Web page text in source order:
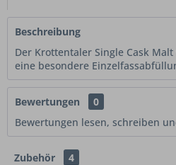
Beschreibung
Der Krottentaler Single Cask
eine besondere
Bewertungen
0
Bewertungen lesen, schreiben
Zubehör 4